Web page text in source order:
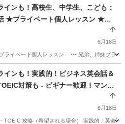
会話 東京 文京区 英会話
インも！高校生、中学生、こども：
★プライベート個人レッスン ★月
ムツの取れている弟、妹さんも同
＆英語学習のトータル英語レッス
6月18日
ライベート個人レッスン --- 兄弟、姉妹プライ
会話 東京 世田谷区 英会話
インも！実践的！ビジネス英会話＆
対策も - ビギナー歓迎！マンツ
ッスン＆グループ（最大３名まで） -
回より）集中レッスン可！
6月18日
TOEIC 攻略（希望される場合） 実践的！英会